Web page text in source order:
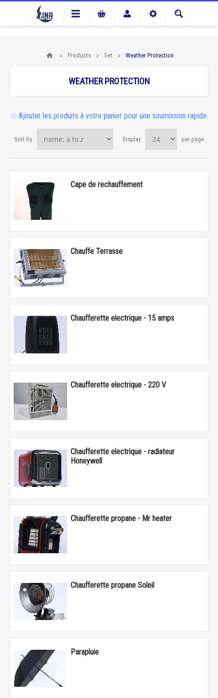
Products Set Weather Protection
WEATHER PROTECTION
Ajouter les produits à votre panier pour une soumission rapide
Sort by Display per page
Cape de rechauffement
Chauffe Terrasse
Chaufferette electrique - 15 amps
Chaufferette electrique - 220 V
Chaufferette electrique - radiateur
Honeywell
Chaufferette propane - Mr heater
Chaufferette propane Soleil
Parapluie